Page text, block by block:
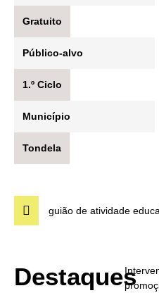
Gratuito
Público-alvo
1.º Ciclo
Município
Tondela
guião de atividade
Destaques